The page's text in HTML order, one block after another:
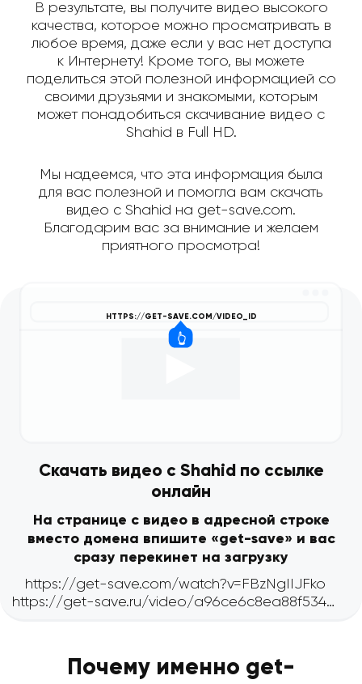
В результате, вы получите видео высокого
качества, которое можно просматривать в
любое время, даже если у вас нет доступа
к Интернету! Кроме того, вы можете
поделиться этой полезной информацией со
своими друзьями и знакомыми, которым
может понадобиться скачивание видео с
Shahid в Full HD.
Мы надеемся, что эта информация была
для вас полезной и помогла вам скачать
видео с Shahid на get-save.com.
Благодарим вас за внимание и желаем
приятного просмотра!
Скачать видео с Shahid по ссылке
онлайн
На странице с видео в адресной строке
вместо домена впишите «get-save» и вас
сразу перекинет на загрузку
Почему именно get-